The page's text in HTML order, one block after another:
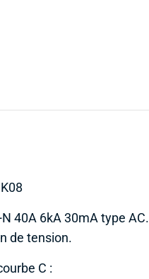
40A 6kA 30mA type AC.
de tension.
C :